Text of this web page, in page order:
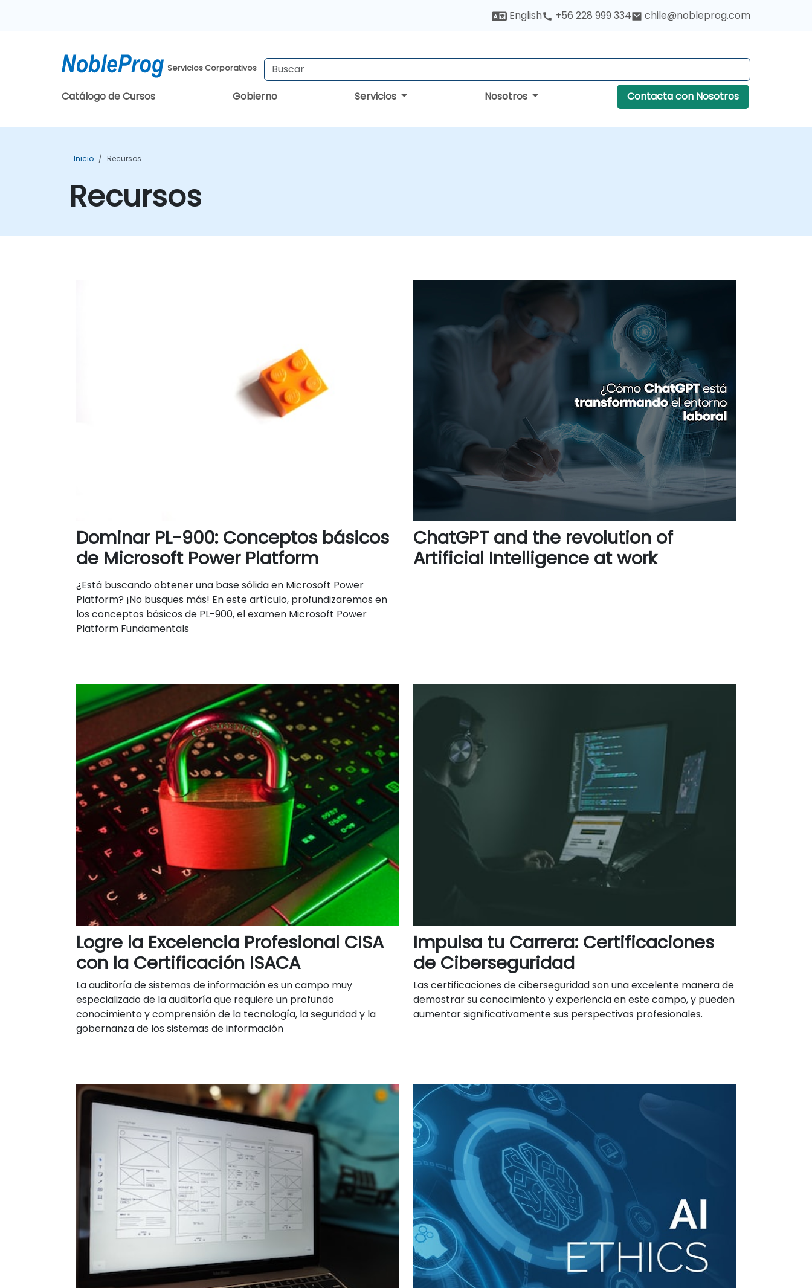
English +56 228 999 334 chile@nobleprog.com
Servicios Corporativos
Catálogo de Cursos Gobierno Servicios Nosotros Contacta con Nosotros
Inicio Recursos
Recursos
Dominar PL-900: Conceptos básicos
de Microsoft Power Platform
¿Está buscando obtener una base sólida en Microsoft Power
Platform? ¡No busques más! En este artículo, profundizaremos en
los conceptos básicos de PL-900, el examen Microsoft Power
Platform Fundamentals
ChatGPT and the revolution of
Artificial Intelligence at work
Logre la Excelencia Profesional CISA
con la Certificación ISACA
La auditoría de sistemas de información es un campo muy
especializado de la auditoría que requiere un profundo
conocimiento y comprensión de la tecnología, la seguridad y la
gobernanza de los sistemas de información
Impulsa tu Carrera: Certificaciones
de Ciberseguridad
Las certificaciones de ciberseguridad son una excelente manera de
demostrar su conocimiento y experiencia en este campo, y pueden
aumentar significativamente sus perspectivas profesionales.